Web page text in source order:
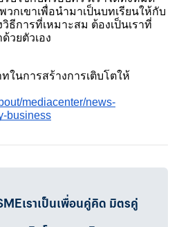
วกเขาเพื่อนำมาเป็นบทเรียนให้กับ
ธีการที่เหมาะสม ต้องเป็นเราที่
วยตัวเอง
ในการสร้างการเติบโตให้
mediacenter/news-
business
เราเป็นเพื่อนคู่คิด มิตรคู่